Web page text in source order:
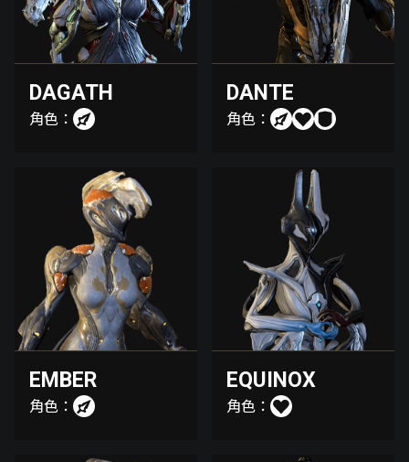
DAGATH
角色：
DANTE
角色：
EMBER
角色：
EQUINOX
角色：